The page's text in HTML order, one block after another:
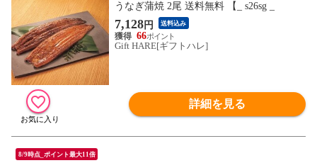
うなぎ蒲焼 2尾 送料無料 【_ s26sg _
7,128円 送料込み
66
Gift HARE[ギフトハレ]
詳細を見る
8/9時点_ポイント最大11倍